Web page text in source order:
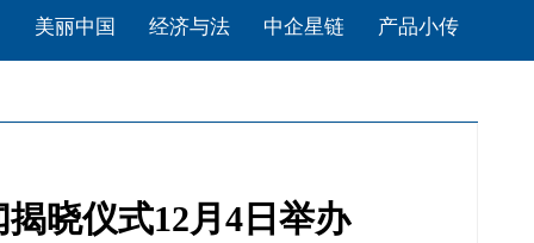
美丽中国 经济与法 中企星链 产品小传
晓仪式12月4日举办